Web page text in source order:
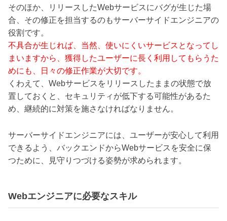
そのほか、リリースしたWebサービスにバグが生じた場
合、その修正を担当するのもサーバーサイドエンジニアの
役割です。
不具合が生じれば、当然、使いにくいサービスとなってし
まいますから、獲得したユーザーに長く利用してもらうた
めにも、日々の修正作業が大切です。
くわえて、Webサービスをリリースしたままの状態で放
置しておくと、セキュリティが低下する可能性があるた
め、継続的に対策を施さなければなりません。
サーバーサイドエンジニアには、ユーザーが安心して利用
できるよう、バックエンドからWebサービスを安全に保
つために、見守りつづける姿勢が求められます。
Webエンジニアに必要なスキル